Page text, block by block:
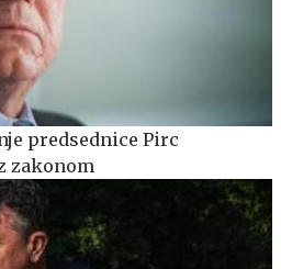
predsednice Pirc
zakonom